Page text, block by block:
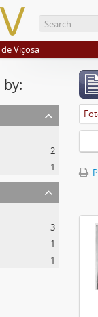
Viçosa
2
1
3
1
1